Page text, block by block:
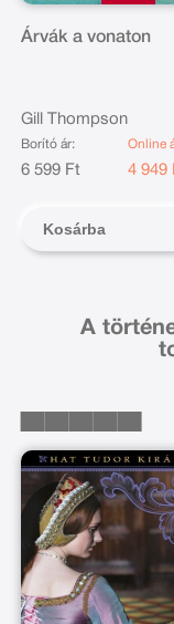
Árvák a vonaton
Gill Thompson
Borító ár:
6 599 Ft
Online
4 949
Kosárba
A